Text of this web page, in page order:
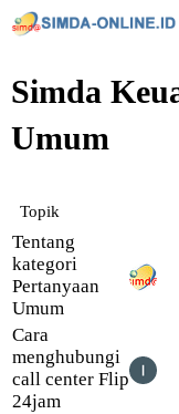
Simda
Umum
Topik
Tentang
kategori
Pertanyaan
Umum
Cara
menghubungi
call center Flip
24jam